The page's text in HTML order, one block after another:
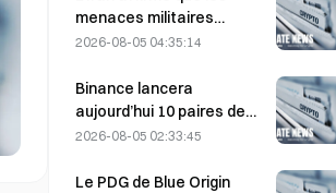
peuvent-ils confirmer la
thèse de croissance ?
menaces militaires
américaines retardent
détroit d’Ormuz, prévu le 5
août.
2026-08-05 04:35:14
Binance lancera
aujourd’hui 10 paires de
trading bStocks à 20 h 00
2026-08-05 02:33:45
Le PDG de Blue Origin